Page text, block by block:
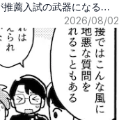
薦入試の武器になる時
2026/08/02